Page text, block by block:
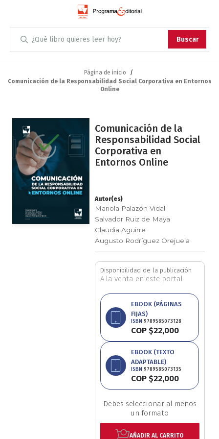
Buscar
Administración
Antropología
Arqueología
Arte
Artes escénicas
Biología
Ciencias
Skip
Content
Página de inicio
Comunicación de la Responsabilidad Social Corporativa en Entornos
Online
final
de
la
galería
de
Comunicación de la
Responsabilidad Social
Corporativa en
Entornos Online
Autor(es)
Mariola Palazón Vidal
Salvador Ruiz de Maya
Claudia Aguirre
Augusto Rodríguez Orejuela
Disponibilidad de la publicación
A la venta en este portal
EBOOK (PÁGINAS
FIJAS)
ISBN9789585073128
COP $22,000
EBOOK (TEXTO
ADAPTABLE)
ISBN9789585073135
COP $22,000
Debes seleccionar al menos
un formato
AÑADIR AL CARRITO